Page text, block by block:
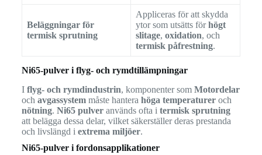
Beläggningar för
termisk sprutning
Appliceras för att skydda
ytor som utsätts förhögt
slitage, oxidation, och
termisk påfrestning.
Ni65-pulver i flyg- och rymdtillämpningar
I flyg- och rymdindustrin, komponenter som Motordelar
och avgassystemmåste hantera höga temperatureroch
nötning. Ni65 pulveranvänds ofta i termisk sprutning
att belägga dessa delar, vilket säkerställer deras prestanda
och livslängd i extrema miljöer.
Ni65-pulver i fordonsapplikationer